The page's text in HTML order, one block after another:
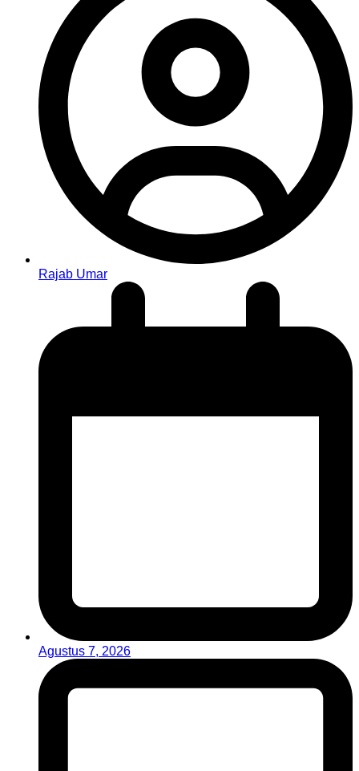
Rajab Umar
Agustus 7, 2026